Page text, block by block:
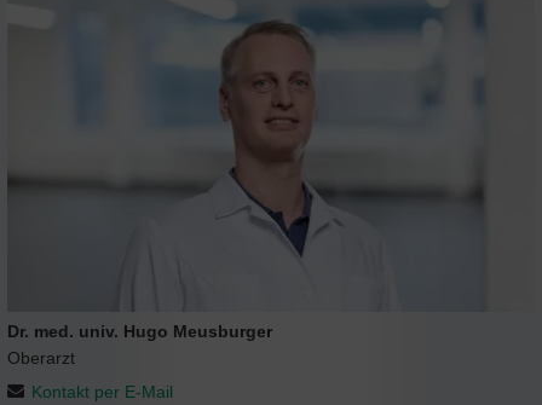
Dr. med. univ. Hugo Meusburger
Oberarzt
Kontakt per E-Mail